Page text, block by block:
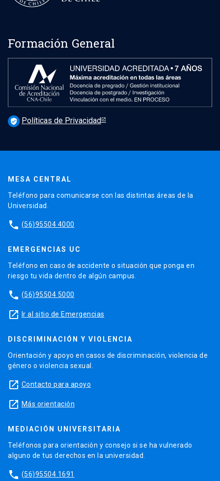
Formación General
verified_user Políticas de Privacidad
MESA CENTRAL
Teléfono para comunicarse con las distintas áreas de la
Universidad.
phone (56)95504 4000
EMERGENCIAS UC
Teléfono en caso de accidente o situación que ponga en
riesgo tu vida dentro de algún campus.
phone (56)95504 5000
launch Ir al sitio de Emergencias
DISCRIMINACIÓN Y VIOLENCIA
Orientación y apoyo en casos de discriminación, violencia de
género o violencia sexual.
launch Contacto para apoyo
launch Más orientación
MEDIACIÓN UNIVERSITARIA
Teléfonos para orientación y consejo si se ha vulnerado
alguno de tus derechos en la universidad.
phone (56)95504 1691